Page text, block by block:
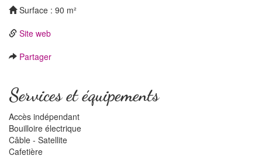
Surface : 90 m²
Site web
Partager
Services et équipements
Accès indépendant
Bouilloire électrique
Câble - Satellite
Cafetière